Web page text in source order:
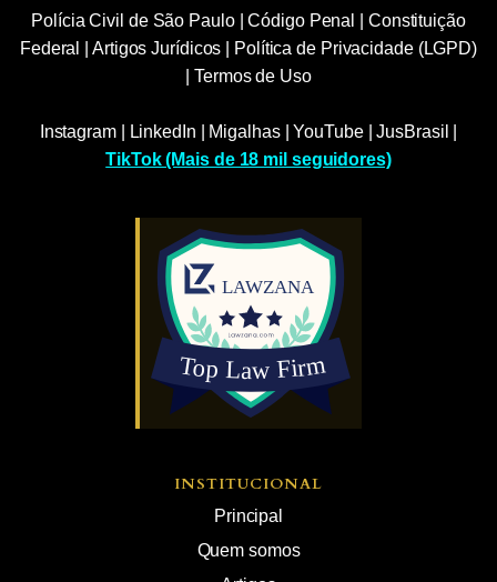
Polícia Civil de São Paulo|Código Penal
Constituição
Federal
Artigos Jurídicos
Política de Privacidade (LGPD)
|Termos de Uso
Instagram| LinkedIn Migalhas|YouTube|JusBrasil
TikTok (Mais de 18 mil seguidores)
INSTITUCIONAL
Principal
Quem somos